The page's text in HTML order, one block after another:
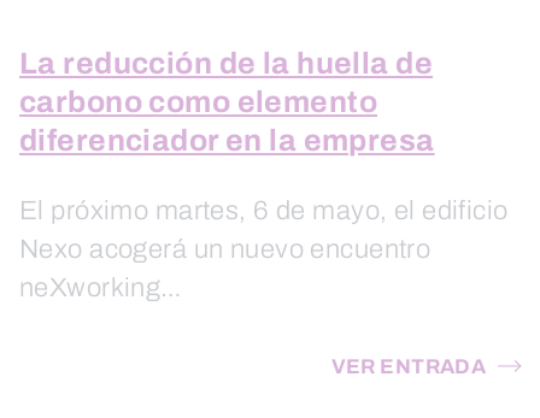
La reducción de la huella de
carbono como elemento
diferenciador en la empresa
El próximo martes, 6 de mayo, el edificio
Nexo acogerá un nuevo encuentro
neXworking…
VER ENTRADA